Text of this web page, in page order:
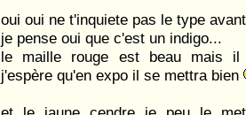
oui oui ne t'inquiete pas le type
je pense oui que c'est un indigo...
le maille rouge est beau mais
j'espère qu'en expo il se mettra bien